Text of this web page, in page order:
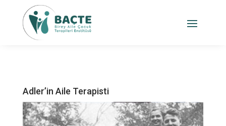
Adler’in Aile Terapisti